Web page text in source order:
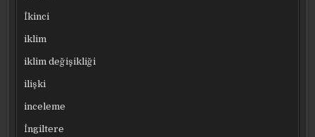
İkinci
iklim
iklim değişikliği
ilişki
inceleme
İngiltere